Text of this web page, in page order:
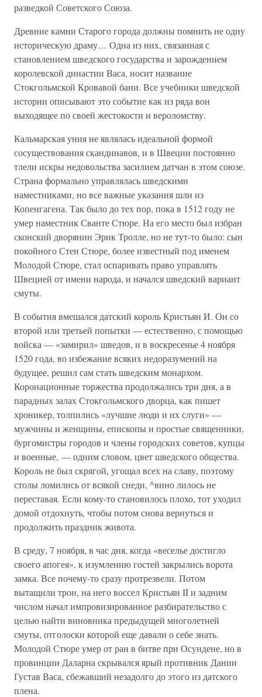
разведкой Советского Союза.
Древние камни Старого города должны помнить не одну
историческую драму… Одна из них, связанная с
становлением шведского государства и зарождением
королевской династии Васа, носит название
Стокгольмской Кровавой бани. Все учебники шведской
истории описывают это событие как из ряда вон
выходящее по своей жестокости и вероломству.
Кальмарская уния не являлась идеальной формой
сосуществования скандинавов, и в Швеции постоянно
тлели искры недовольства засилием датчан в этом союзе.
Страна формально управлялась шведскими
наместниками, но все важные указания шли из
Копенгагена. Так было до тех пор, пока в 1512 году не
умер наместник Сванте Стюре. На его место был избран
сконский дворянин Эрик Тролле, но не тут-то было: сын
покойного Стен Стюре, более известный под именем
Молодой Стюре, стал оспаривать право управлять
Швецией от имени народа, и начался шведский вариант
смуты.
В события вмешался датский король Кристьян И. Он со
второй или третьей попытки — естественно, с помощью
войска — «замирил» шведов, и в воскресенье 4 ноября
1520 года, во избежание всяких недоразумений на
будущее, решил сам стать шведским монархом.
Коронационные торжества продолжались три дня, а в
парадных залах Стокгольмского дворца, как пишет
хроникер, толпились «лучшие люди и их слуги» —
мужчины и женщины, епископы и простые священники,
бургомистры городов и члены городских советов, купцы
и военные, — одним словом, цвет шведского общества.
Король не был скрягой, угощал всех на славу, поэтому
столы ломились от всякой снеди, ^вино лилось не
переставая. Если кому-то становилось плохо, тот уходил
домой отдохнуть, чтобы потом снова вернуться и
продолжить праздник живота.
В среду, 7 ноября, в час дня, когда «веселье достигло
своего апогея», к изумлению гостей закрылись ворота
замка. Все почему-то сразу протрезвели. Потом
вытащили трон, на него воссел Кристьян II и задним
числом начал импровизированное разбирательство с
целью найти виновника предыдущей многолетней
смуты, отголоски которой еще давали о себе знать.
Молодой Стюре умер от ран в битве при Осундене, но в
провинции Даларна скрывался ярый противник Дании
Густав Васа, сбежавший незадолго до этого из датского
плена.